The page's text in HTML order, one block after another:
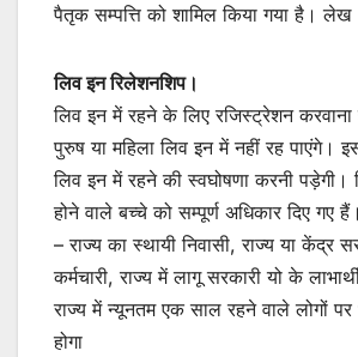
पैतृक सम्पत्ति को शामिल किया गया है। लेख
लिव इन रिलेशनशिप।
लिव इन में रहने के लिए रजिस्ट्रेशन करवाना
पुरुष या महिला लिव इन में नहीं रह पाएंगे।
लिव इन में रहने की स्वघोषणा करनी पड़ेगी।
होने वाले बच्चे को सम्पूर्ण अधिकार दिए गए
– राज्य का स्थायी निवासी, राज्य या केंद्र
कर्मचारी, राज्य में लागू सरकारी यो के
राज्य में न्यूनतम एक साल रहने वाले लोगों
होगा